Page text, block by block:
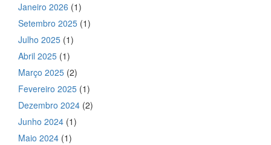
Janeiro 2026 (1)
Setembro 2025 (1)
Julho 2025 (1)
Abril 2025 (1)
Março 2025 (2)
Fevereiro 2025 (1)
Dezembro 2024 (2)
Junho 2024 (1)
Maio 2024 (1)